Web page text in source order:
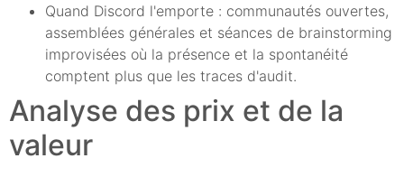
Quand Discord l'emporte : communautés ouvertes,
assemblées générales et séances de brainstorming
improvisées où la présence et la spontanéité
comptent plus que les traces d'audit.
Analyse des prix et de la
valeur